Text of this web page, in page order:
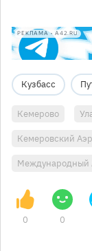
РЕКЛАМА • A42.RU
Кузбасс
Кемерово
Кемеровский
Международный
0 0